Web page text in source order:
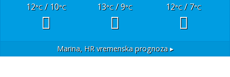
12°C/ 10°C 13°C/ 9°C 12°C/ 7°C
Marina, HRvremenska prognoza ▸